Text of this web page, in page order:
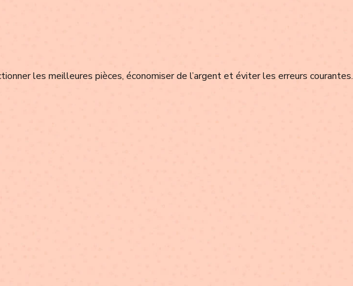
les meilleures pièces, économiser de l’argent et éviter les erreurs courantes.